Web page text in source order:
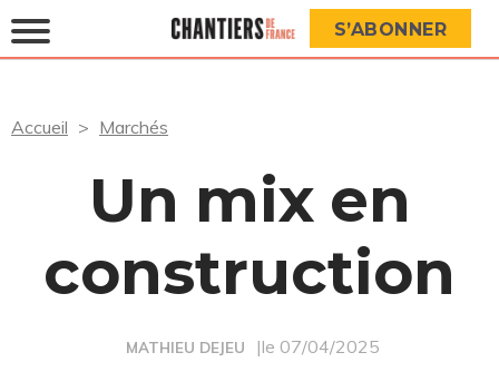
S’ABONNER
Accueil Marchés
Un mix en
construction
MATHIEU DEJEU |le 07/04/2025